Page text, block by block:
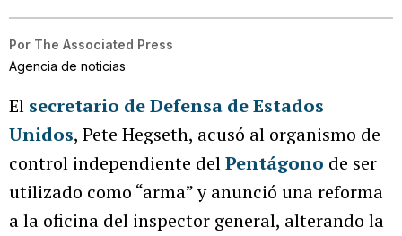
Por The Associated Press
Agencia de noticias
El secretario de Defensa de Estados
Unidos, Pete Hegseth, acusó al organismo de
control independiente delPentágono de ser
utilizado como “arma” y anunció una reforma
a la oficina del inspector general, alterando la